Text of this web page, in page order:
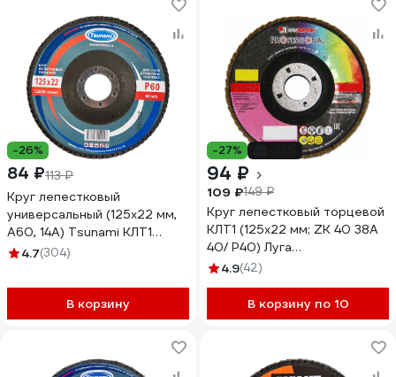
-26%
84 ₽113 ₽
Круг лепестковый
универсальный (125х22 мм,
А60, 14А) Tsunami КЛТ1
D96100000012560
4.7(304)
В корзину
-27%
94 ₽
109 ₽149 ₽
Круг лепестковый торцевой
КЛТ1 (125x22 мм; ZK 40 38А
40/ Р40) Луга
4603347224878
4.9(42)
В корзину по 10